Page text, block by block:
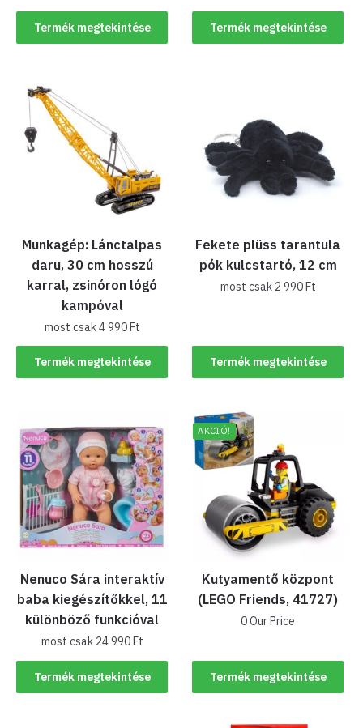
Termék megtekintése Termék megtekintése
Munkagép: Lánctalpas
daru, 30 cm hosszú
karral, zsinóron lógó
kampóval
most csak4 990Ft
Termék megtekintése
Fekete plüss tarantula
pók kulcstartó, 12 cm
most csak 2 990Ft
Termék megtekintése
Nenuco Sára interaktív
baba kiegészítőkkel, 11
különböző funkcióval
most csak 24 990Ft
Termék megtekintése
AKCIÓ!
Kutyamentő központ
(LEGO Friends, 41727)
0 Our Price
Termék megtekintése